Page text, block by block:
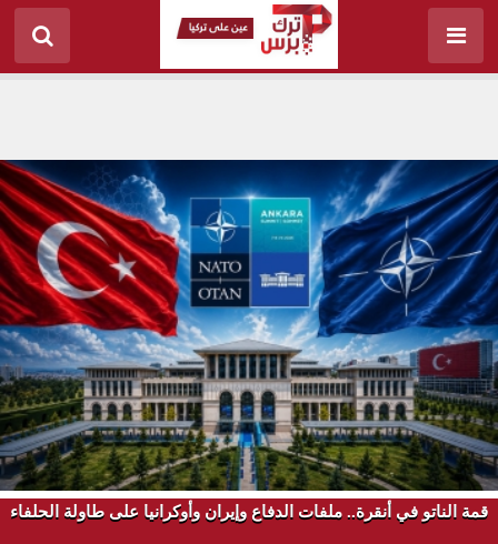
قمة الناتو في أنقرة.. ملفات الدفاع وإيران وأوكرانيا على طاولة الحلفاء